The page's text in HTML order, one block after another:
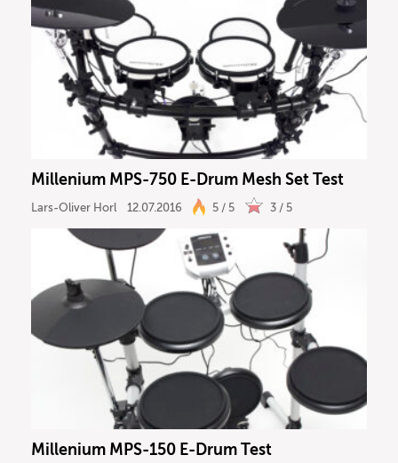
Millenium MPS-750 E-Drum Mesh Set Test
Lars-Oliver Horl 12.07.2016 5 / 5 3 / 5
Millenium MPS-150 E-Drum Test